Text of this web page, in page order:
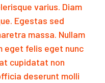
varius. Diam
Egestas sed
massa. Nullam
eget felis eget nunc
cupidatat non
deserunt molli